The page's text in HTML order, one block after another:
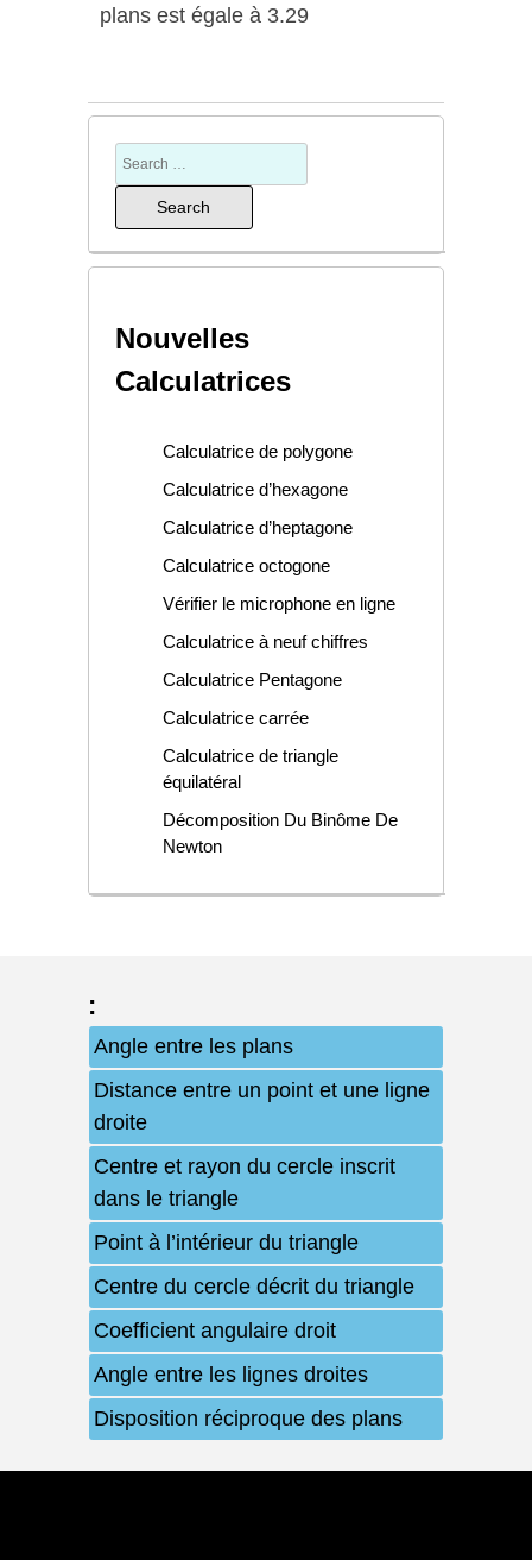
plans est égale à 3.29
Nouvelles
Calculatrices
Calculatrice de polygone
Calculatrice d’hexagone
Calculatrice d’heptagone
Calculatrice octogone
Vérifier le microphone en ligne
Calculatrice à neuf chiffres
Calculatrice Pentagone
Calculatrice carrée
Calculatrice de triangle
équilatéral
Décomposition Du Binôme De
Newton
:
Angle entre les plans
Distance entre un point et une ligne
droite
Centre et rayon du cercle inscrit
dans le triangle
Point à l’intérieur du triangle
Centre du cercle décrit du triangle
Coefficient angulaire droit
Angle entre les lignes droites
Disposition réciproque des plans